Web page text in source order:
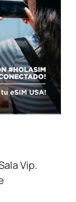
Vip.